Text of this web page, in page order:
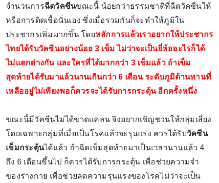
จำนวนการฉีดวัคซีนขณะนี้ น้อยกว่าธรรมชาติที่ฉีดวัคซีนให้
หรือการติดเชื้อนั่นเอง ซึ่งเมื่อรวมกันก็จะทำให้ภูมิใน
ประชากรเพิ่มมากขึ้น โดยหลักการแล้วเราอยากให้ประชากร
ไทยได้รับวัคซีนอย่างน้อย 3 เข็ม ไม่ว่าจะเป็นยี่ห้ออะไรก็ได้
ไม่แตกต่างกัน และใครที่ได้มากกว่า 3 เข็มแล้ว ถ้าเข็ม
สุดท้ายได้รับมาแล้วนานเกินกว่า 6 เดือน ระดับภูมิต้านทานที่
เหลืออยู่ไม่เพียงพอก็ควรจะได้รับการกระตุ้น อีกครั้งหนึ่ง
ขณะนี้มีวัคซีนไม่ได้ขาดแคลน จึงอยากเชิญชวนให้กลุ่มเสี่ยง
โดยเฉพาะกลุ่มที่เมื่อเป็นโรคแล้วจะรุนแรง ควรได้รับวัคซีน
เข็มกระตุ้นได้แล้ว ถ้าฉีดเข็มสุดท้ายมาเป็นเวลานานแล้ว 4
ถึง 6 เดือนขึ้นไป ก็ควรได้รับการกระตุ้น เพื่อช่วยความจำ
ของร่างกาย เพื่อช่วยลดความรุนแรงของโรคไม่ว่าจะเป็น